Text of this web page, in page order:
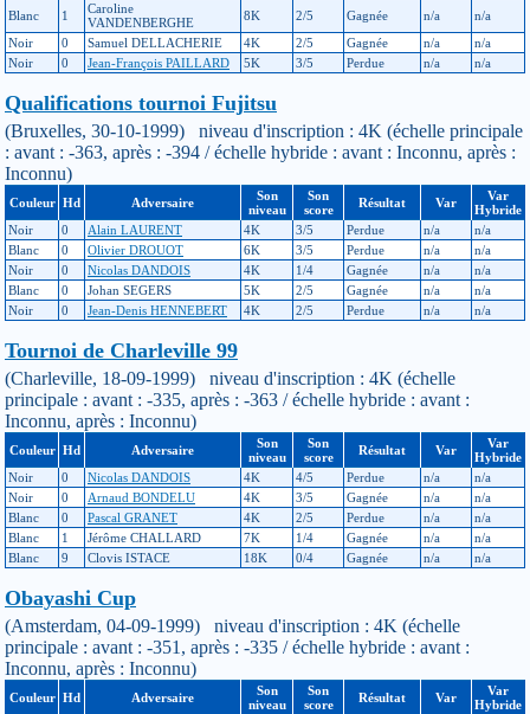
Blanc
1
Caroline
VANDENBERGHE
8K 2/5 Gagnée n/a
n/a
Noir
0 Samuel DELLACHERIE 4K 2/5 Gagnée n/a
n/a
Noir
0 Jean-François PAILLARD 5K 3/5 Perdue n/a n/a
Qualifications tournoi Fujitsu
(Bruxelles, 30-10-1999) niveau d'inscription : 4K (échelle principale
: avant : -363, après : -394 / échelle hybride : avant : Inconnu, après :
Inconnu)
Couleur Hd Adversaire
Son
niveau
Son
score
Résultat Var
Var
Hybride
Noir
0 Alain LAURENT 4K 3/5 Perdue n/a
n/a
Blanc
0 Olivier DROUOT 6K 3/5 Perdue n/a
n/a
Noir
0 Nicolas DANDOIS 4K 1/4 Gagnée n/a
n/a
Blanc
0 Johan SEGERS 5K 2/5 Gagnée n/a
n/a
Noir
0 Jean-Denis HENNEBERT 4K 2/5 Perdue n/a n/a
Tournoi de Charleville 99
(Charleville, 18-09-1999) niveau d'inscription : 4K (échelle
principale : avant : -335, après : -363 / échelle hybride : avant :
Inconnu, après : Inconnu)
Couleur Hd Adversaire
Son
niveau
Son
score
Résultat Var
Var
Hybride
Noir
0 Nicolas DANDOIS 4K 4/5 Perdue n/a
n/a
Noir
0 Arnaud BONDELU 4K 3/5 Gagnée n/a
n/a
Blanc
0 Pascal GRANET 4K 2/5 Perdue n/a
n/a
Blanc
1 Jérôme CHALLARD 7K 1/4 Gagnée n/a
n/a
Blanc
9 Clovis ISTACE 18K 0/4 Gagnée n/a n/a
Obayashi Cup
(Amsterdam, 04-09-1999) niveau d'inscription : 4K (échelle
principale : avant : -351, après : -335 / échelle hybride : avant :
Inconnu, après : Inconnu)
Couleur Hd Adversaire
Son
niveau
Son
score
Résultat Var
Var
Hybride